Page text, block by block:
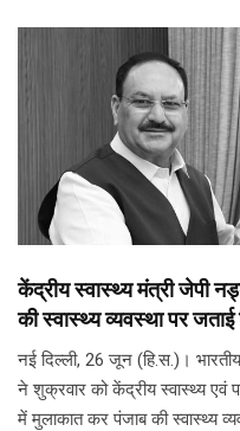
केंद्रीय स्वास्थ्य मंत्री जेपी
की स्वास्थ्य व्यवस्था पर जताई
नई दिल्ली, 26 जून (हि.स.)।
ने शुक्रवार को केंद्रीय स्वास्थ्य एवं
में मुलाकात कर पंजाब की स्वास्थ्य